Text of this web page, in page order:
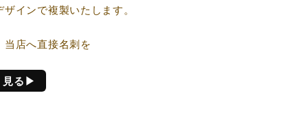
インで複製いたします。
店へ直接名刺を
見る▶